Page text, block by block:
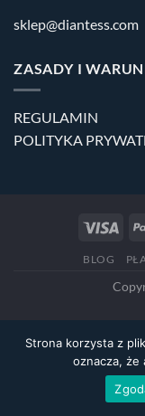
sklep@diantess.com
ZASADY I
REGULAMIN
POLITYKA
BLOG
Strona korzysta z
oznacza, że